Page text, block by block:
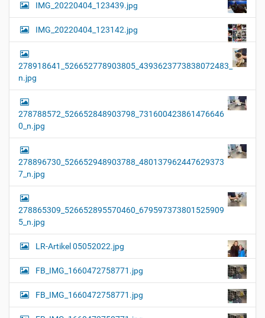
IMG_20220404_123439.jpg
IMG_20220404_123142.jpg
278918641_526652778903805_4393623773838072483_
n.jpg
278788572_526652848903798_731600423861476646
0_n.jpg
278896730_526652948903788_480137962447629373
7_n.jpg
278865309_526652895570460_679597373801525909
5_n.jpg
LR-Artikel 05052022.jpg
FB_IMG_1660472758771.jpg
FB_IMG_1660472758771.jpg